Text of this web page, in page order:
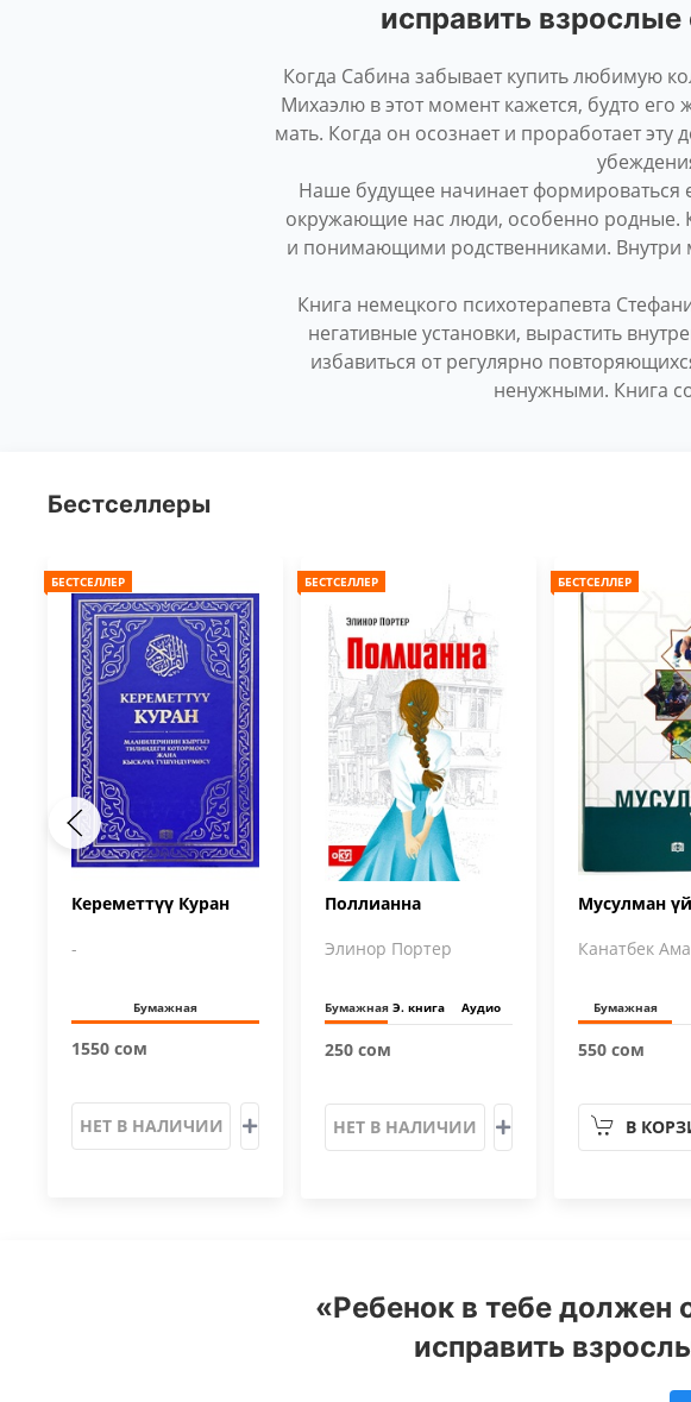
исправить
Когда Сабина забывает купить любимую
Михаэлю в этот момент кажется, будто его
мать. Когда он осознает и проработает
Наше будущее начинает формироваться
окружающие нас люди, особенно родные.
и понимающими родственниками. Внутри
Книга немецкого психотерапевта
негативные установки, вырастить
избавиться от регулярно
ненужными. Книга
Бестселлеры
БЕСТСЕЛЛЕР
Кереметтүү Куран
-
Бумажная
1550 сом
НЕТ В НАЛИЧИИ
БЕСТСЕЛЛЕР
Поллианна
Элинор Портер
Бумажная Э. книга Аудио
250 сом
НЕТ В НАЛИЧИИ
БЕСТСЕЛЛЕР
Мусулман
Канатбек
Бумажная
550 сом
В
«Ребенок в тебе должен
исправить